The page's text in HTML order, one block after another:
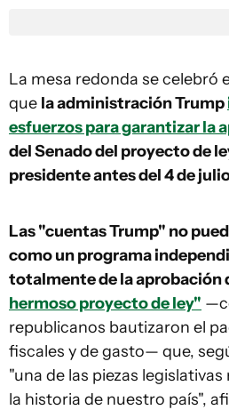
La mesa redonda se celebró
que la administración Trump
esfuerzos para garantizar la
del Senado del proyecto de
presidente antes del 4 de
Las "cuentas Trump" no
como un programa
totalmente de la aprobación
hermoso proyecto de ley"
republicanos bautizaron el
fiscales y de gasto— que,
"una de las piezas
la historia de nuestro país",